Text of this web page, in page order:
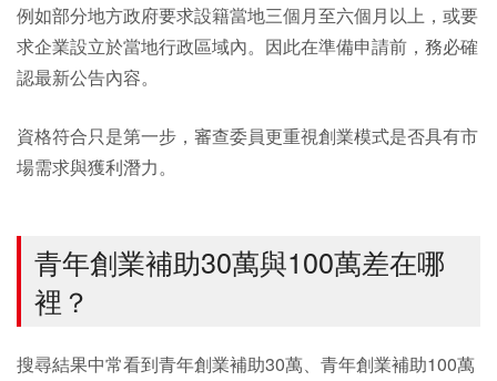
例如部分地方政府要求設籍當地三個月至六個月以上，或要
求企業設立於當地行政區域內。因此在準備申請前，務必確
認最新公告內容。
資格符合只是第一步，審查委員更重視創業模式是否具有市
場需求與獲利潛力。
青年創業補助30萬與100萬差在哪
裡？
搜尋結果中常看到青年創業補助30萬、青年創業補助100萬